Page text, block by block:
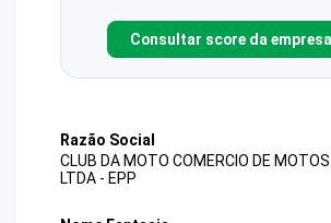
Consultar score da empresa
Razão Social
CLUB DA MOTO COMERCIO DE
LTDA - EPP